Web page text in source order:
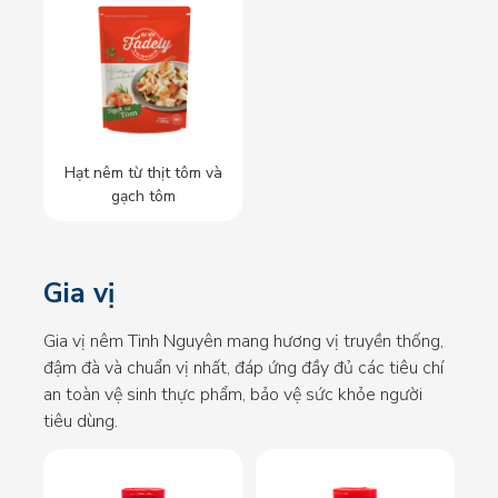
Hạt nêm từ thịt tôm và
gạch tôm
Gia vị
Gia vị nêm Tinh Nguyên mang hương vị truyền thống,
đậm đà và chuẩn vị nhất, đáp ứng đầy đủ các tiêu chí
an toàn vệ sinh thực phẩm, bảo vệ sức khỏe người
tiêu dùng.